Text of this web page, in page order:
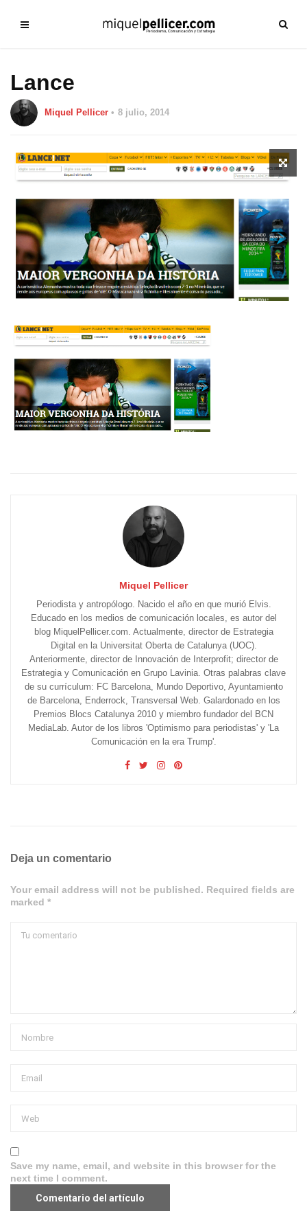
Lance
Miquel Pellicer 8 julio, 2014
Miquel Pellicer
Periodista y antropólogo. Nacido el año en que murió Elvis.
Educado en los medios de comunicación locales, es autor del
blog MiquelPellicer.com. Actualmente, director de Estrategia
Digital en la Universitat Oberta de Catalunya (UOC).
Anteriormente, director de Innovación de Interprofit; director de
Estrategia y Comunicación en Grupo Lavinia. Otras palabras clave
de su currículum: FC Barcelona, Mundo Deportivo, Ayuntamiento
de Barcelona, Enderrock, Transversal Web. Galardonado en los
Premios Blocs Catalunya 2010 y miembro fundador del BCN
MediaLab. Autor de los libros 'Optimismo para periodistas' y 'La
Comunicación en la era Trump'.
Deja un comentario
Your email address will not be published. Required fields are
marked *
Save my name, email, and website in this browser for the
next time I comment.